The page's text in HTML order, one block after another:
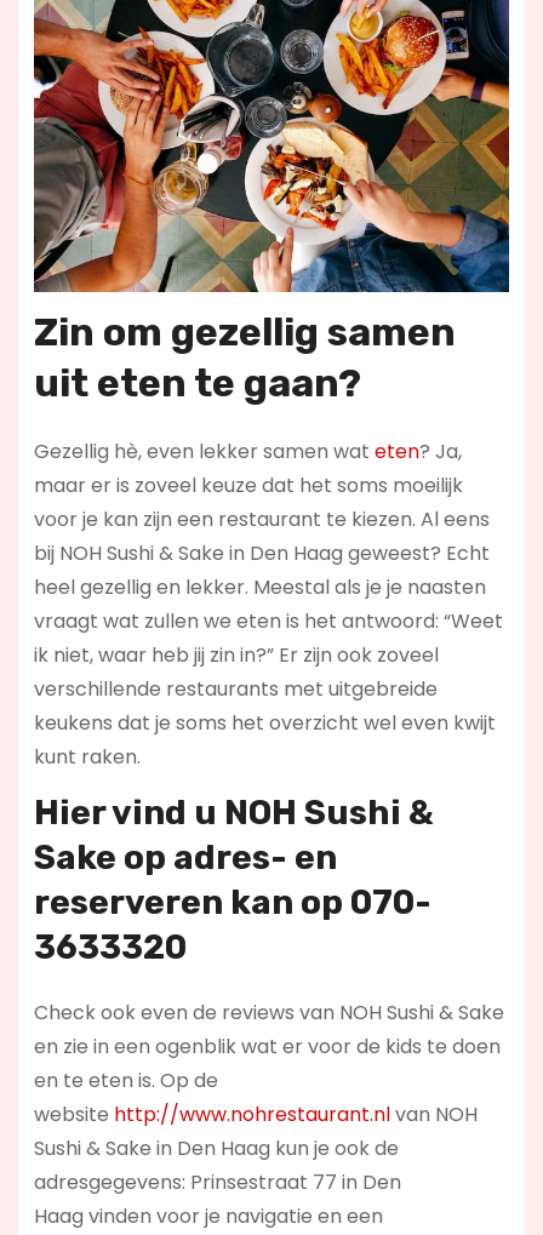
Zin om gezellig samen
uit eten te gaan?
Gezellig hè, even lekker samen wat eten? Ja,
maar er is zoveel keuze dat het soms moeilijk
voor je kan zijn een restaurant te kiezen. Al eens
bij NOH Sushi & Sake in Den Haag geweest? Echt
heel gezellig en lekker. Meestal als je je naasten
vraagt wat zullen we eten is het antwoord: “Weet
ik niet, waar heb jij zin in?” Er zijn ook zoveel
verschillende restaurants met uitgebreide
keukens dat je soms het overzicht wel even kwijt
kunt raken.
Hier vind u NOH Sushi &
Sake op adres- en
reserveren kan op 070-
3633320
Check ook even de reviews van NOH Sushi & Sake
en zie in een ogenblik wat er voor de kids te doen
en te eten is. Op de
website http://www.nohrestaurant.nlvan NOH
Sushi & Sake in Den Haag kun je ook de
adresgegevens: Prinsestraat 77 in Den
Haag vinden voor je navigatie en een